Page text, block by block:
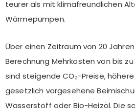
teurer als mit klimafreundlichen
Wärmepumpen.
Über einen Zeitraum von 20
Berechnung Mehrkosten von bis zu
sind steigende CO₂-Preise,
gesetzlich vorgesehene
Wasserstoff oder Bio-Heizöl. Die